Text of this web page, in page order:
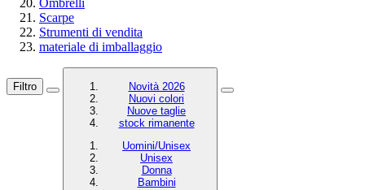
Scarpe
Strumenti di vendita
materiale di imballaggio
Filtro
Novità 2026
Nuovi colori
Nuove taglie
stock rimanente
Uomini/Unisex
Unisex
Donna
Bambini